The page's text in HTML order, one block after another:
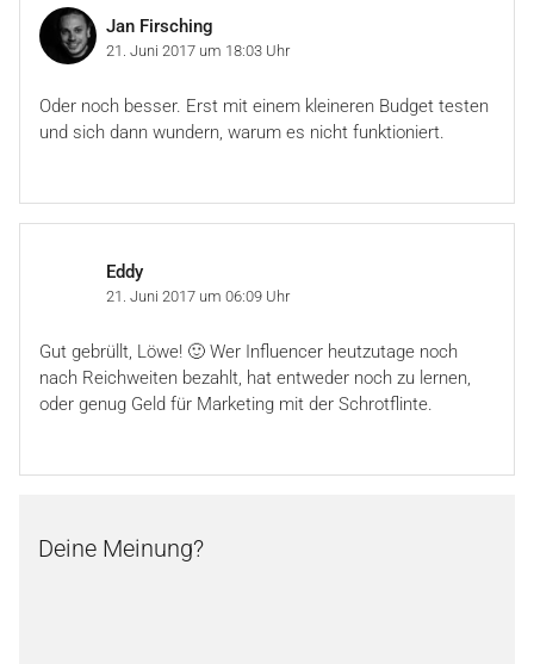
Jan Firsching
21. Juni 2017 um 18:03 Uhr
Oder noch besser. Erst mit einem kleineren Budget testen
und sich dann wundern, warum es nicht funktioniert.
Eddy
21. Juni 2017 um 06:09 Uhr
Gut gebrüllt, Löwe! 🙂 Wer Influencer heutzutage noch
nach Reichweiten bezahlt, hat entweder noch zu lernen,
oder genug Geld für Marketing mit der Schrotflinte.
Deine Meinung?